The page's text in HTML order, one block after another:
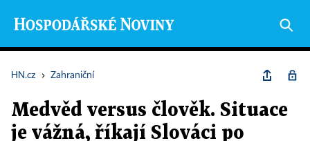
HN.cz › Zahraniční
Medvěd versus člověk. Situace
je vážná, říkají Slováci po